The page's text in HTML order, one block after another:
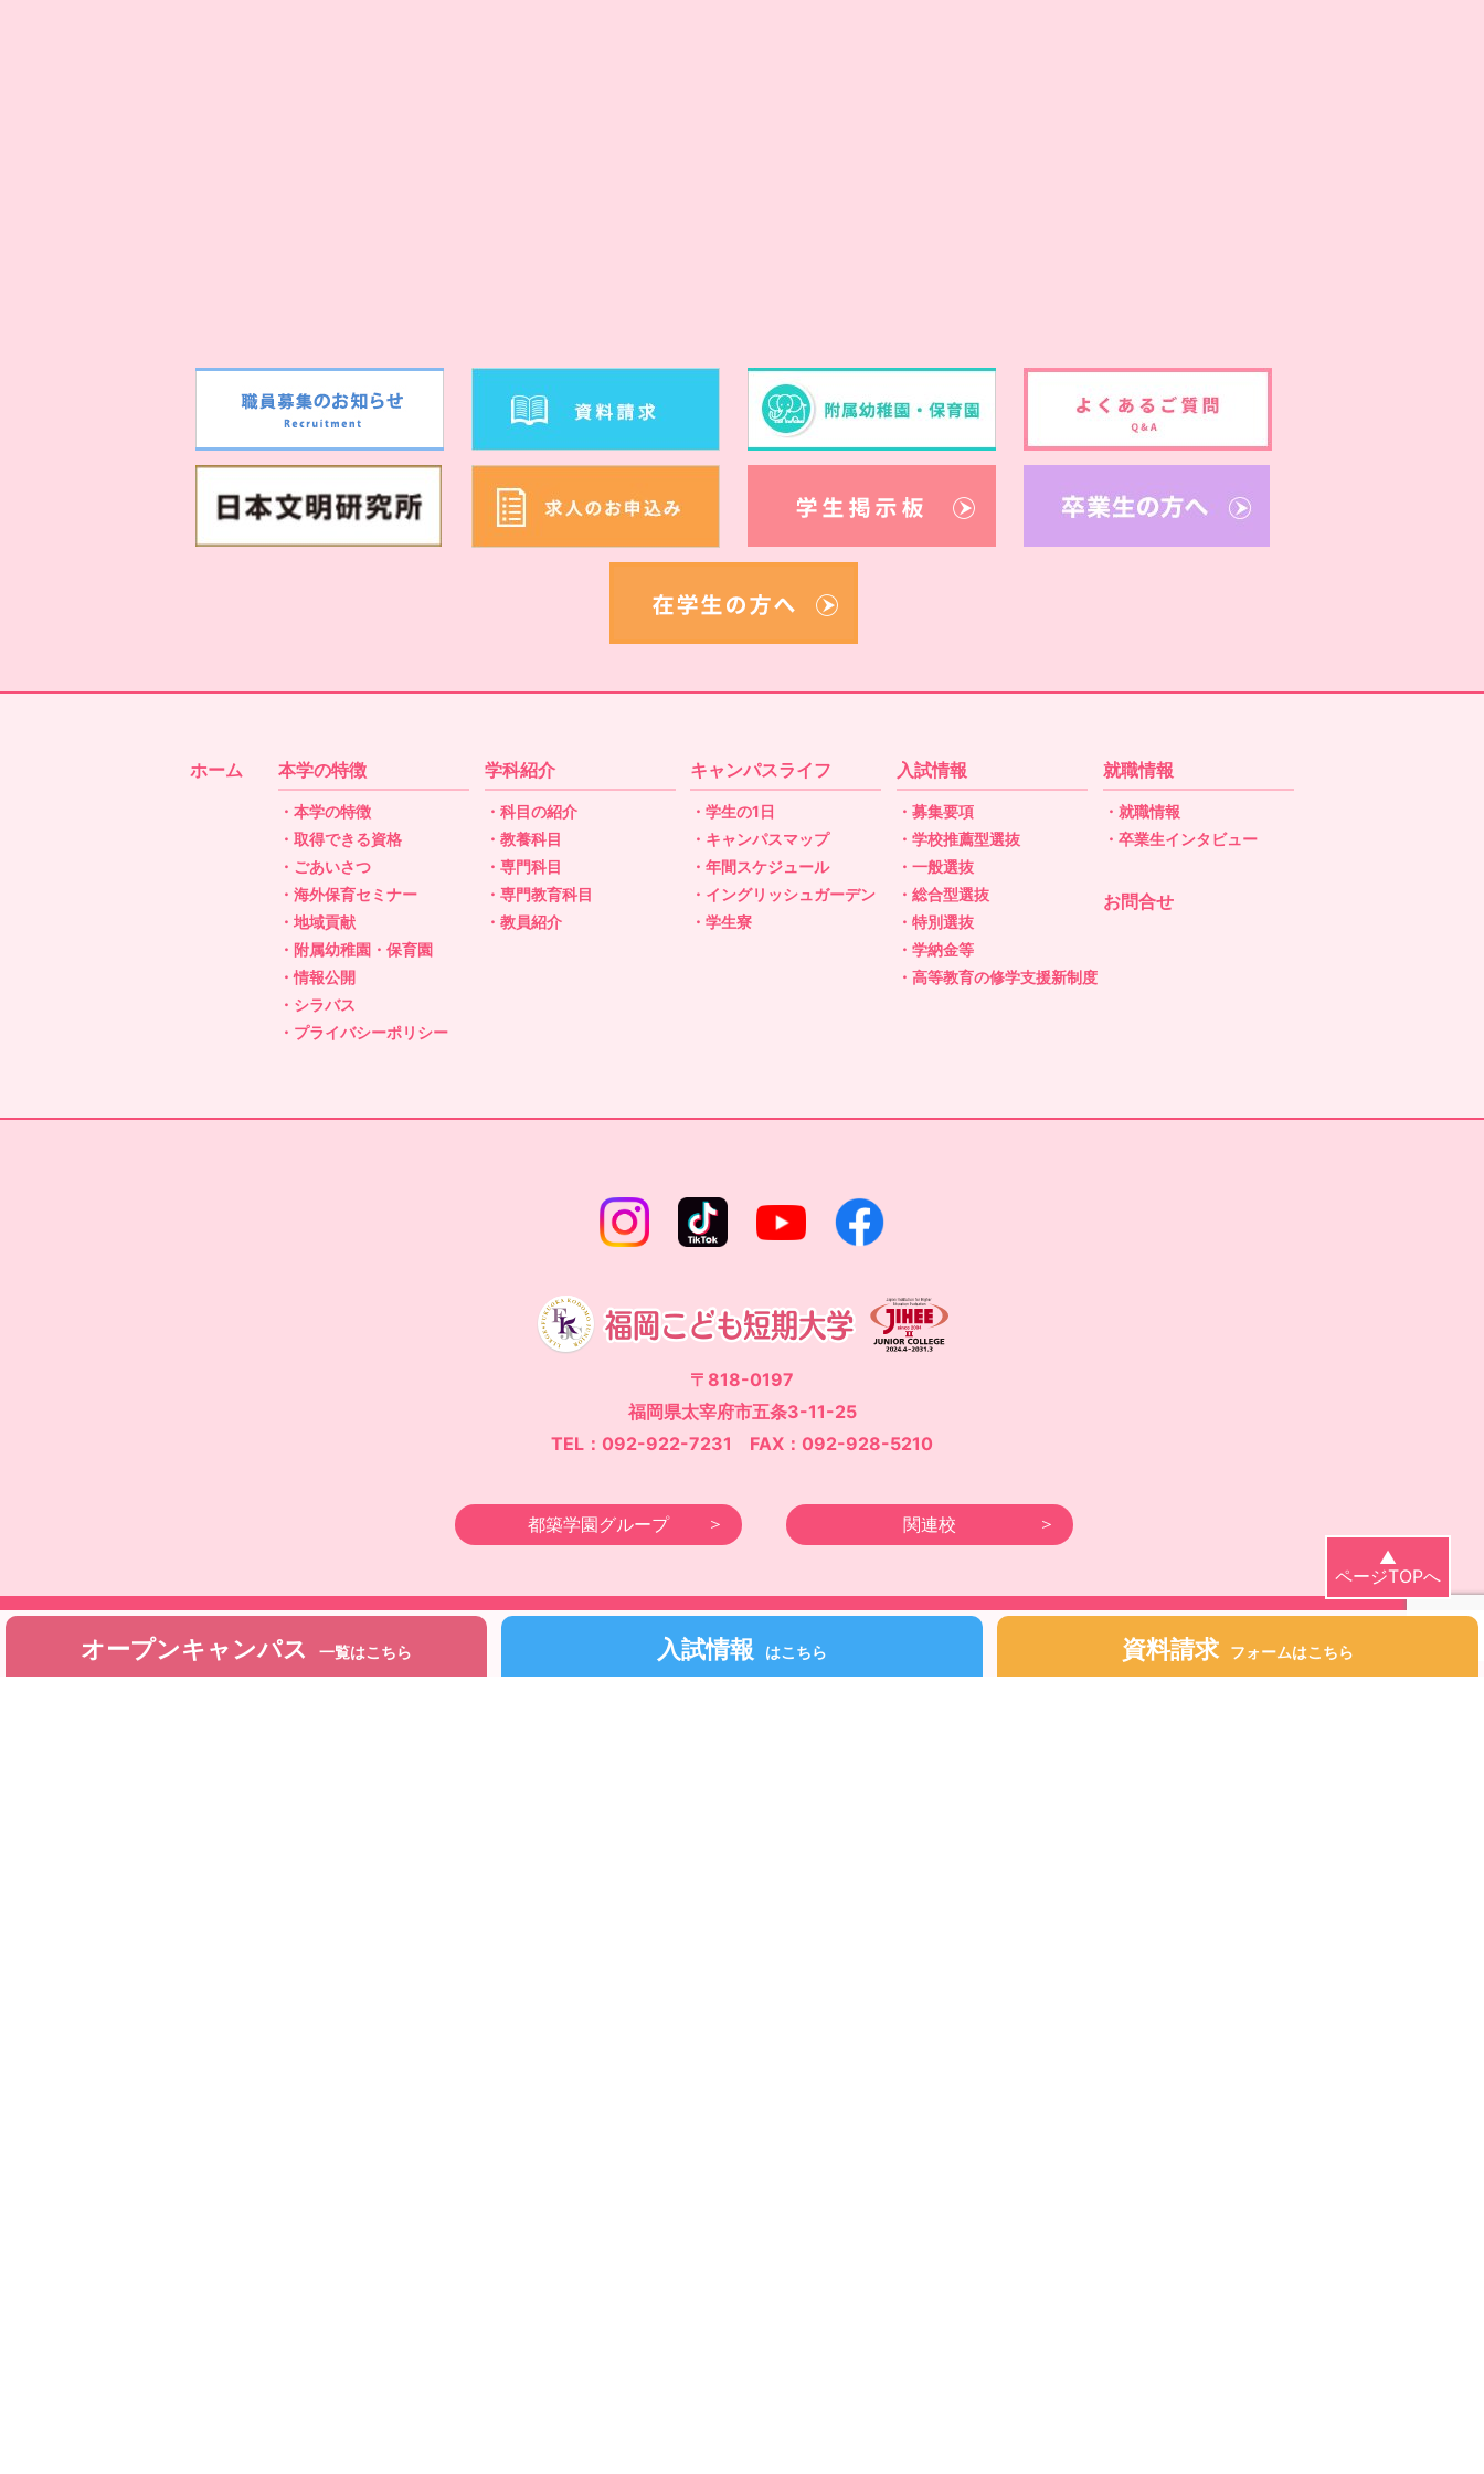
オープンキャンパス 一覧はこちら 入試情報 はこちら 資料請求 フォームはこちら
▲
ページTOPへ
ホーム 本学の特徴
・本学の特徴
・取得できる資格
・ごあいさつ
・海外保育セミナー
・地域貢献
・附属幼稚園・保育園
・情報公開
・シラバス
・プライバシーポリシー
学科紹介
・科目の紹介
・教養科目
・専門科目
・専門教育科目
・教員紹介
キャンパスライフ
・学生の1日
・キャンパスマップ
・年間スケジュール
・イングリッシュガーデン
・学生寮
入試情報
・募集要項
・学校推薦型選抜
・一般選抜
・総合型選抜
・特別選抜
・学納金等
・高等教育の修学支援新制度
就職情報
・就職情報
・卒業生インタビュー
お問合せ
〒818-0197
福岡県太宰府市五条3-11-25
TEL：092-922-7231 FAX：092-928-5210
都築学園グループ 関連校
©Fukuoka Kodomo Junior College 都築学園.All rights reserved.